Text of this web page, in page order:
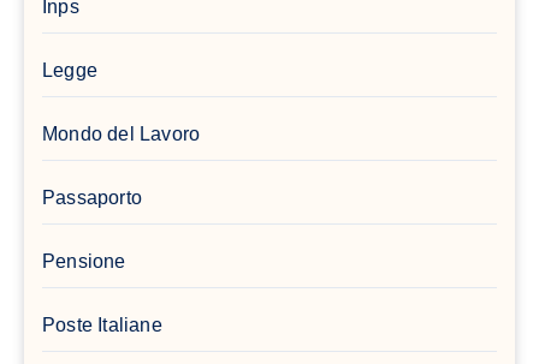
Inps
Legge
Mondo del Lavoro
Passaporto
Pensione
Poste Italiane